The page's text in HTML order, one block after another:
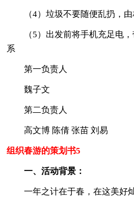
（4）垃圾不要随便乱扔，
（5）出发前将手机充足电
系
第一负责人
魏子文
第二负责人
高文博 陈倩 张苗 刘易
组织春游的策划书5
一、活动背景：
一年之计在于春，在这美好